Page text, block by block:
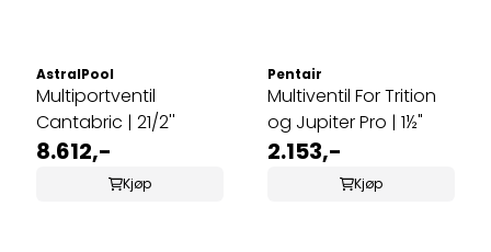
AstralPool
Multiportventil
Cantabric | 21/2''
8.612,-
Kjøp
Pentair
Multiventil For Trition
og Jupiter Pro | 1½"
2.153,-
Kjøp